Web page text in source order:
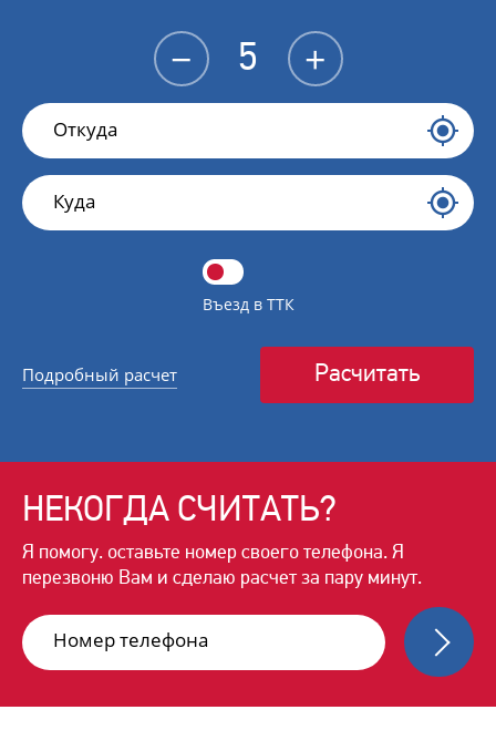
− +
Въезд в ТТК
Подробный расчет Расчитать
НЕКОГДА СЧИТАТЬ?
Я помогу. оставьте номер своеготелефона. Я
перезвоню Вам и сделаю расчет за пару минут.